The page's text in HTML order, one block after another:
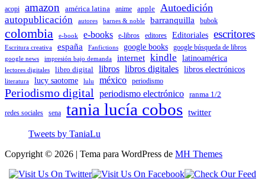
acopi amazon américa latina anime apple Autoedición
autopublicación autores barnes & noble barranquilla bubok
colombia e-book e-books e-libros editores Editoriales escritores
Escritura creativa españa Fanfictions google books google búsqueda de libros
google news impresión bajo demanda internet kindle latinoamérica
lectores digitales libro digital libros libros digitales libros electrónicos
literatura lucy saotome lulu méxico periodismo
Periodismo digital periodismo electrónico ranma 1/2
redes sociales sena tania lucía cobos twitter
Tweets by TaniaLu
Copyright © 2026 | Tema para WordPress de MH Themes